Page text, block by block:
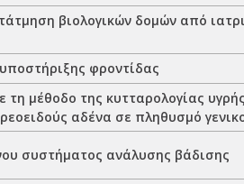
βιολογικών δομών από
φροντίδας
τη μέθοδο της κυτταρολογίας
αδένα σε πληθυσμό
συστήματος ανάλυσης βάδισης